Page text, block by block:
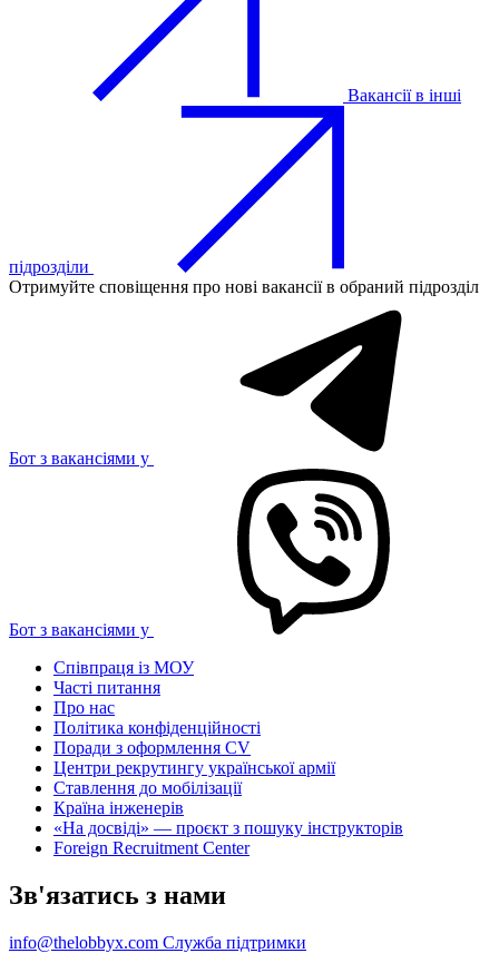
Вакансії в інші
підрозділи
Отримуйте сповіщення про нові вакансії в обраний підрозділ
Бот з вакансіями у
Бот з вакансіями у
Співпраця із МОУ
Часті питання
Про нас
Політика конфіденційності
Поради з оформлення CV
Центри рекрутингу української армії
Ставлення до мобілізації
Країна інженерів
«На досвіді» — проєкт з пошуку інструкторів
Foreign Recruitment Center
Зв'язатись з нами
info@thelobbyx.com Служба підтримки